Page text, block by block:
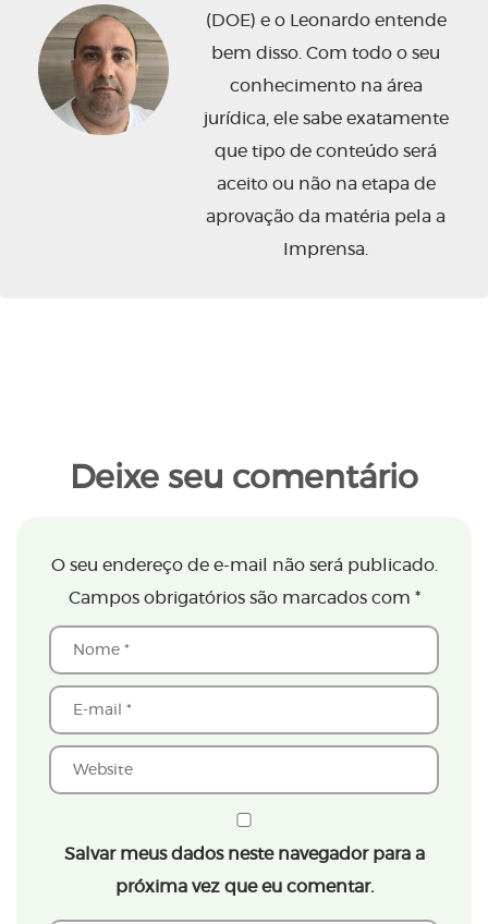
(DOE) e o Leonardo entende
bem disso. Com todo o seu
conhecimento na área
jurídica, ele sabe exatamente
que tipo de conteúdo será
aceito ou não na etapa de
aprovação da matéria pela a
Imprensa.
Deixe seu comentário
O seu endereço de e-mail não será publicado.
Campos obrigatórios são marcados com *
Salvar meus dados neste navegador para a
próxima vez que eu comentar.